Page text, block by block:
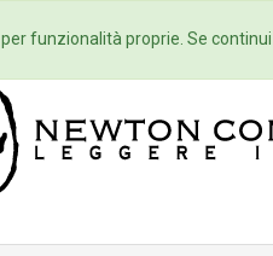
Home Autori
funzionalità proprie. Se